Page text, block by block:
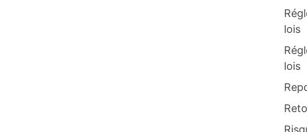
lois
lois